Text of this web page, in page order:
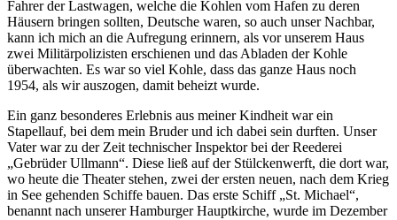
Fahrer der Lastwagen, welche die Kohlen vom Hafen zu deren
Häusern bringen sollten, Deutsche waren, so auch unser Nachbar,
kann ich mich an die Aufregung erinnern, als vor unserem Haus
zwei Militärpolizisten erschienen und das Abladen der Kohle
überwachten. Es war so viel Kohle, dass das ganze Haus noch
1954, als wir auszogen, damit beheizt wurde.
Ein ganz besonderes Erlebnis aus meiner Kindheit war ein
Stapellauf, bei dem mein Bruder und ich dabei sein durften. Unser
Vater war zu der Zeit technischer Inspektor bei der Reederei
Gebrüder Ullmann . Diese ließ auf der Stülckenwerft, die dort war,
wo heute die Theater stehen, zwei der ersten neuen, nach dem Krieg
in See gehenden Schiffe bauen. Das erste Schiff
St. Michael ,
benannt nach unserer Hamburger Hauptkirche, wurde im Dezember